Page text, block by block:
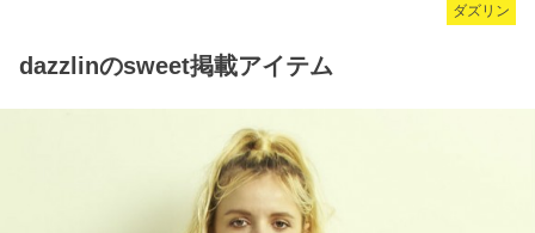
ダズリン
dazzlinのsweet掲載アイテム